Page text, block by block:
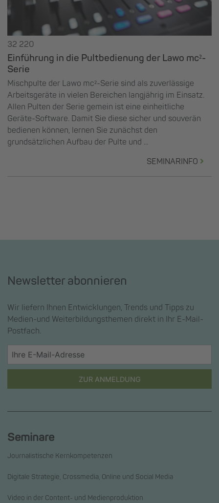
32 220
Einführung in die Pultbedienung der Lawo mc²-
Serie
Mischpulte der Lawo mc²-Serie sind als zuverlässige
Arbeitsgeräte in vielen Bereichen langjährig im Einsatz.
Allen Pulten der Serie gemein ist eine einheitliche
Geräte-Software. Damit Sie diese sicher und souverän
bedienen können, lernen Sie zunächst den
grundsätzlichen Aufbau der Pulte und ...
SEMINARINFO
Newsletter abonnieren
Wir liefern Ihnen Entwicklungen, Trends und Tipps zu
Medien-und Weiterbildungsthemen direkt in Ihr E-Mail-
Postfach.
ZUR ANMELDUNG
Seminare
Journalistische Kernkompetenzen
Digitale Strategie, Crossmedia, Online und Social Media
Video in der Content- und Medienproduktion